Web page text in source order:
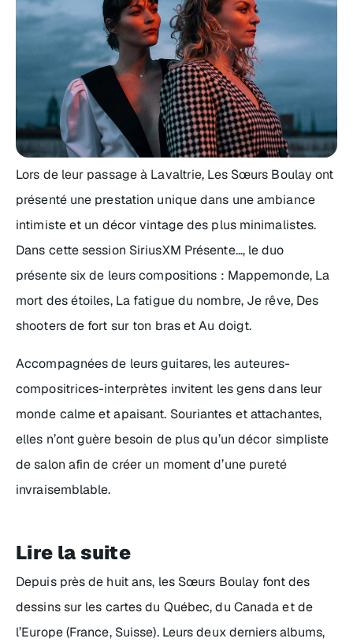
Lors de leur passage à Lavaltrie, Les Sœurs Boulay ont
présenté une prestation unique dans une ambiance
intimiste et un décor vintage des plus minimalistes.
Dans cette session SiriusXM Présente…, le duo
présente six de leurs compositions : Mappemonde, La
mort des étoiles, La fatigue du nombre, Je rêve, Des
shooters de fort sur ton bras et Au doigt.
Accompagnées de leurs guitares, les auteures-
compositrices-interprètes invitent les gens dans leur
monde calme et apaisant. Souriantes et attachantes,
elles n’ont guère besoin de plus qu’un décor simpliste
de salon afin de créer un moment d’une pureté
invraisemblable.
Lire la suite
Depuis près de huit ans, les Sœurs Boulay font des
dessins sur les cartes du Québec, du Canada et de
l’Europe (France, Suisse). Leurs deux derniers albums,